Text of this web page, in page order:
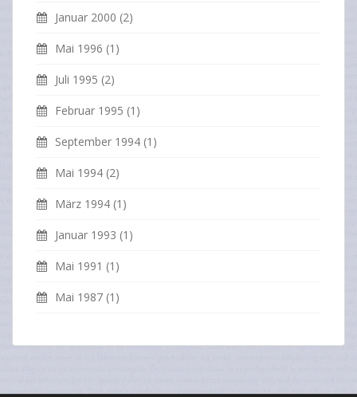
Januar 2000 (2)
Mai 1996 (1)
Juli 1995 (2)
Februar 1995 (1)
September 1994 (1)
Mai 1994 (2)
März 1994 (1)
Januar 1993 (1)
Mai 1991 (1)
Mai 1987 (1)